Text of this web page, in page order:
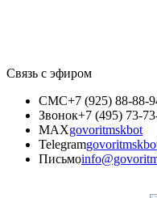
Связь с эфиром
СМС+7 (925) 88-88-
Звонок+7 (495) 73-
MAXgovoritmskbot
Telegram
Письмо